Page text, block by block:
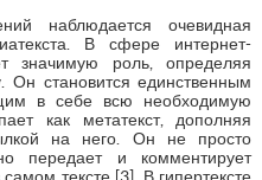
наблюдается очевидная
В сфере интернет-
значимую роль, определяя
Он становится единственным
в себе всю необходимую
как метатекст, дополняя
на него. Он не просто
передает и комментирует
тексте [3]. В гипертексте